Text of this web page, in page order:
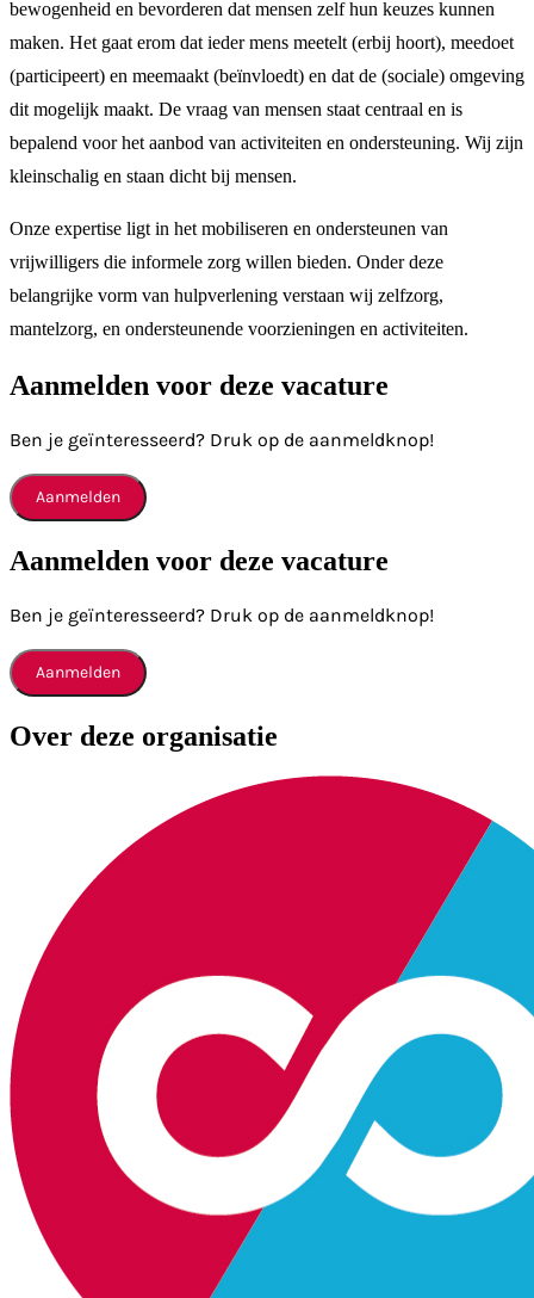
bewogenheid en bevorderen dat mensen zelf hun keuzes kunnen
maken. Het gaat erom dat ieder mens meetelt (erbij hoort), meedoet
(participeert) en meemaakt (beïnvloedt) en dat de (sociale) omgeving
dit mogelijk maakt. De vraag van mensen staat centraal en is
bepalend voor het aanbod van activiteiten en ondersteuning. Wij zijn
kleinschalig en staan dicht bij mensen.
Onze expertise ligt in het mobiliseren en ondersteunen van
vrijwilligers die informele zorg willen bieden. Onder deze
belangrijke vorm van hulpverlening verstaan wij zelfzorg,
mantelzorg, en ondersteunende voorzieningen en activiteiten.
Aanmelden voor deze vacature
Ben je geïnteresseerd? Druk op de aanmeldknop!
Aanmelden
Aanmelden voor deze vacature
Ben je geïnteresseerd? Druk op de aanmeldknop!
Aanmelden
Over deze organisatie